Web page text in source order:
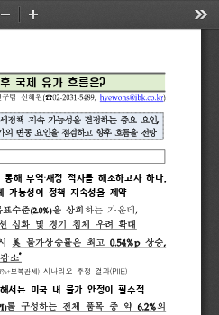
Zoom
국제 유가 흐름은?
구팀 신혜원(☎ 02-2031-5489, hyewons@ibk.co.kr)
지속 가능성을 결정하는 중요 요인
,
변동 요인을 점검하고 향후 흐름을 전망
통해  무역‧
재정  적자를  해소하고자  하나,
가능성이  정책  지속성을  제약
표수준(2.0%) 을 상회 하는 가운데
션 심화 및 경기 침체 우려 확대
美 물가상승률은 최고 0.54%p 상승
감소*
보복관세) 시나리오 추정 결과(PIIE)
서는  미국  내  물가  안정이  필수적
를 구성하는 전체 품목 중 약 6.2% 의